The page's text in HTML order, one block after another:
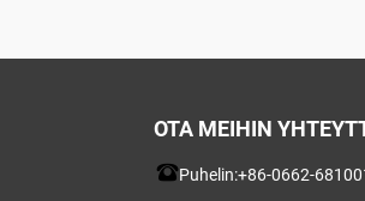
OTA MEIHIN
Puhelin:+86-0662-